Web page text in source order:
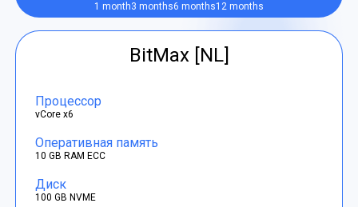
1 month3 months6 months12 months
BitMax [NL]
Процессор
vCore x6
Оперативная память
10 GB RAM ECC
Диск
100 GB NVME